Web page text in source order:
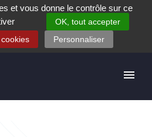
contribuants Offres d’emploi
et vous donne le contrôle sur ce
OK, tout accepter
Personnaliser